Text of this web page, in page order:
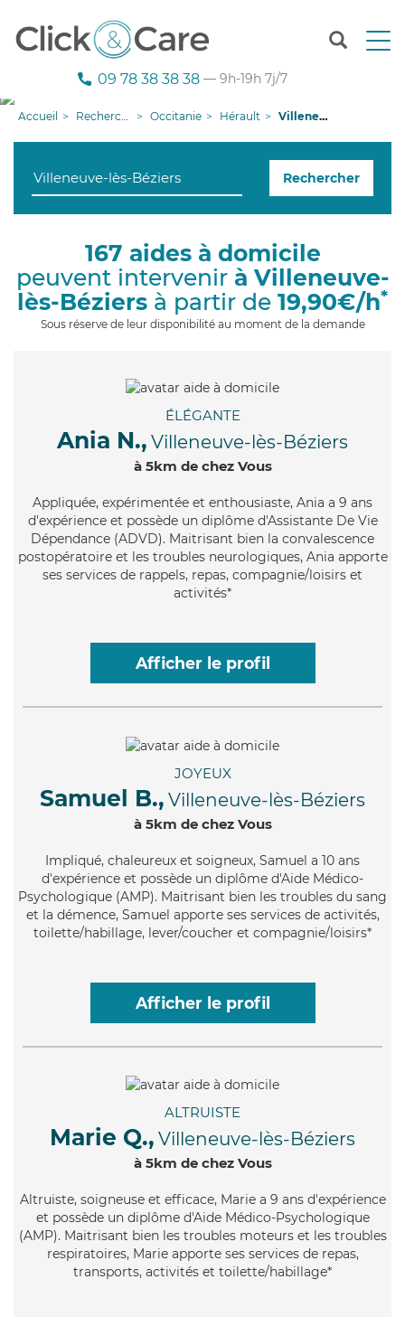
T
n
g
i
o
n
09 78 38 38 38 — 9h-19h 7j/7
Accueil Recherche aide à domicile Occitanie Hérault Villeneuve-lès-Béziers
Rechercher
167 aides à domicile
peuvent intervenir à Villeneuve-
lès-Béziers à partir de 19,90€/h*
Sous réserve de leur disponibilité au moment de la demande
ÉLÉGANTE
Ania N., Villeneuve-lès-Béziers
à 5km de chez Vous
Appliquée, expérimentée et enthousiaste, Ania a 9 ans
d'expérience et possède un diplôme d'Assistante De Vie
Dépendance (ADVD). Maitrisant bien la convalescence
postopératoire et les troubles neurologiques, Ania apporte
ses services de rappels, repas, compagnie/loisirs et
activités*
Afficher le profil
JOYEUX
Samuel B., Villeneuve-lès-Béziers
à 5km de chez Vous
Impliqué, chaleureux et soigneux, Samuel a 10 ans
d'expérience et possède un diplôme d'Aide Médico-
Psychologique (AMP). Maitrisant bien les troubles du sang
et la démence, Samuel apporte ses services de activités,
toilette/habillage, lever/coucher et compagnie/loisirs*
Afficher le profil
ALTRUISTE
Marie Q., Villeneuve-lès-Béziers
à 5km de chez Vous
Altruiste, soigneuse et efficace, Marie a 9 ans d'expérience
et possède un diplôme d'Aide Médico-Psychologique
(AMP). Maitrisant bien les troubles moteurs et les troubles
respiratoires, Marie apporte ses services de repas,
transports, activités et toilette/habillage*